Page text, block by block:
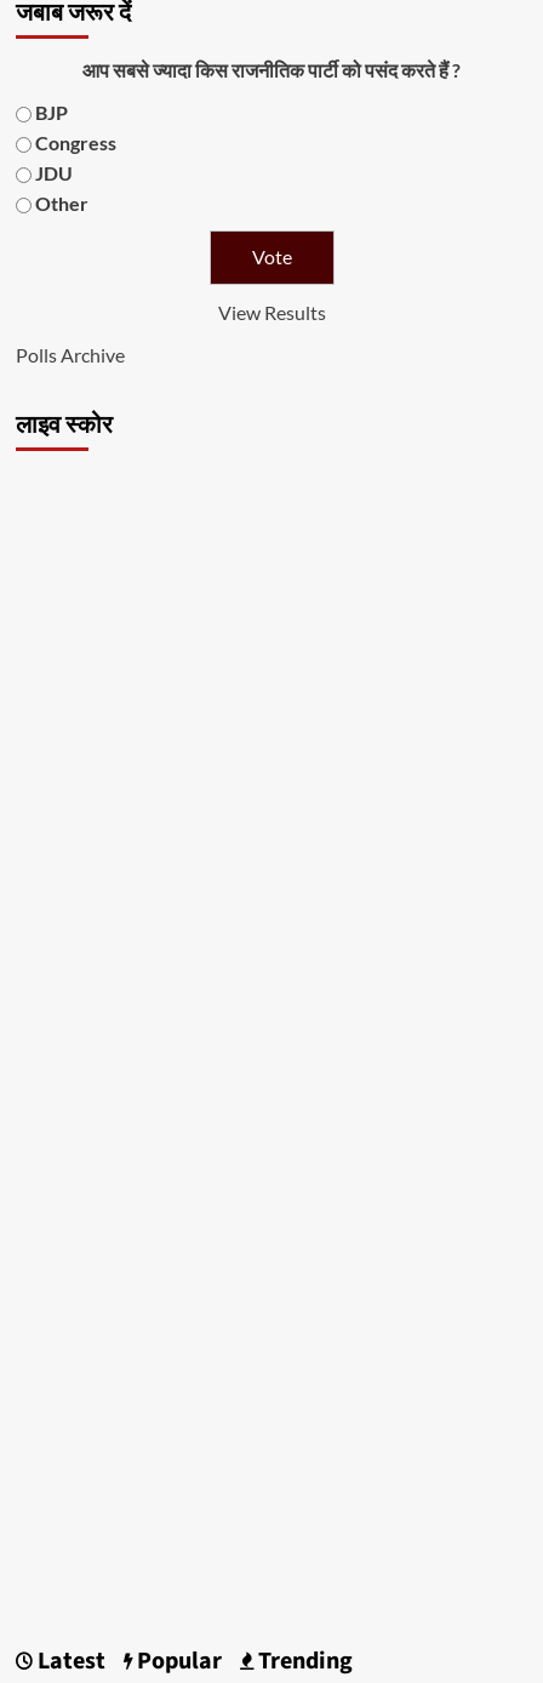
जबाब जरूर दें
आप सबसे ज्यादा किस राजनीतिक पार्टी को पसंद करते हैं ?
BJP
Congress
JDU
Other
View Results
Polls Archive
लाइव स्कोर
Latest Popular Trending